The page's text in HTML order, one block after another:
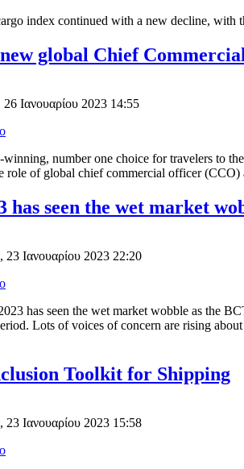
index continued with a new decline, with
global Chief
Ιανουαρίου 2023 14:55
number one choice for travelers to
role of global chief commercial officer (CCO)
has seen the wet market
23 Ιανουαρίου 2023 22:20
has seen the wet market wobble as the
Lots of voices of concern are rising
Toolkit for Shipping
23 Ιανουαρίου 2023 15:58